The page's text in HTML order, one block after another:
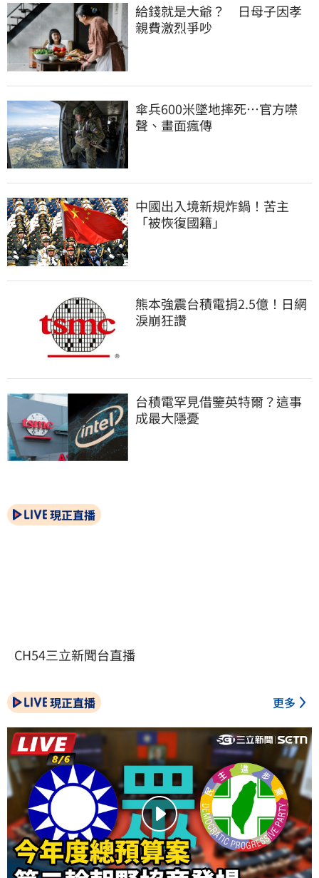
給錢就是大爺？　日母子因孝
親費激烈爭吵
傘兵600米墜地摔死…官方噤
聲、畫面瘋傳
中國出入境新規炸鍋！苦主
「被恢復國籍」
熊本強震台積電捐2.5億！日網
淚崩狂讚
台積電罕見借鑒英特爾？這事
成最大隱憂
現正直播
CH54三立新聞台直播
現正直播 更多